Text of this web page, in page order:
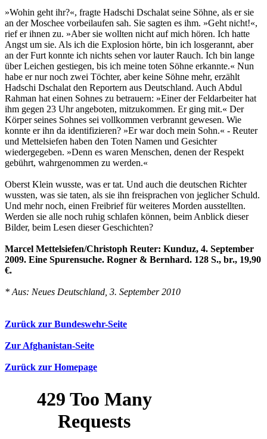
»Wohin geht ihr?«, fragte Hadschi Dschalat seine Söhne, als er sie
an der Moschee vorbeilaufen sah. Sie sagten es ihm. »Geht nicht!«,
rief er ihnen zu. »Aber sie wollten nicht auf mich hören. Ich hatte
Angst um sie. Als ich die Explosion hörte, bin ich losgerannt, aber
an der Furt konnte ich nichts sehen vor lauter Rauch. Ich bin lange
über Leichen gestiegen, bis ich meine toten Söhne erkannte.« Nun
habe er nur noch zwei Töchter, aber keine Söhne mehr, erzählt
Hadschi Dschalat den Reportern aus Deutschland. Auch Abdul
Rahman hat einen Sohnes zu betrauern: »Einer der Feldarbeiter hat
ihm gegen 23 Uhr angeboten, mitzukommen. Er ging mit.« Der
Körper seines Sohnes sei vollkommen verbrannt gewesen. Wie
konnte er ihn da identifizieren? »Er war doch mein Sohn.« - Reuter
und Mettelsiefen haben den Toten Namen und Gesichter
wiedergegeben. »Denn es waren Menschen, denen der Respekt
gebührt, wahrgenommen zu werden.«
Oberst Klein wusste, was er tat. Und auch die deutschen Richter
wussten, was sie taten, als sie ihn freisprachen von jeglicher Schuld.
Und mehr noch, einen Freibrief für weiteres Morden ausstellten.
Werden sie alle noch ruhig schlafen können, beim Anblick dieser
Bilder, beim Lesen dieser Geschichten?
Marcel Mettelsiefen/Christoph Reuter: Kunduz, 4. September
2009. Eine Spurensuche. Rogner & Bernhard. 128 S., br., 19,90
€.
* Aus: Neues Deutschland, 3. September 2010
Zurück zur Bundeswehr-Seite
Zur Afghanistan-Seite
Zurück zur Homepage